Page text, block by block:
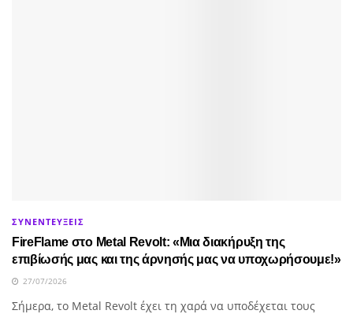
ΣΥΝΕΝΤΕΥΞΕΙΣ
FireFlame στο Metal Revolt: «Μια διακήρυξη της
επιβίωσής μας και της άρνησής μας να υποχωρήσουμε!»
27/07/2026
Σήμερα, το Metal Revolt έχει τη χαρά να υποδέχεται τους